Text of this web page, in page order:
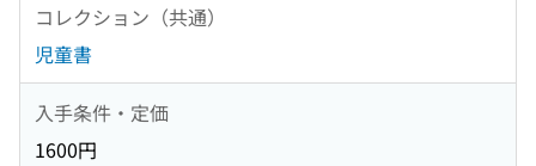
コレクション（共通）
児童書
入手条件・定価
1600円